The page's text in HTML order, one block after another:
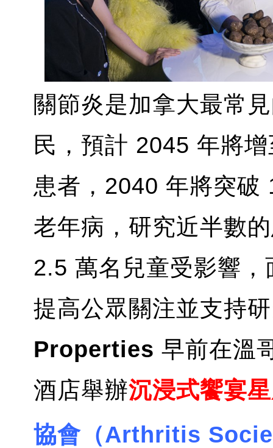
關節炎是加拿大最常
民，預計 2045 年將
患者，2040 年將突破
老年病，研究近半數
2.5 萬名兒童受影響
提高公眾關注並支持
Properties 早前在溫
酒店舉辦沉浸式饗宴
協會（Arthritis